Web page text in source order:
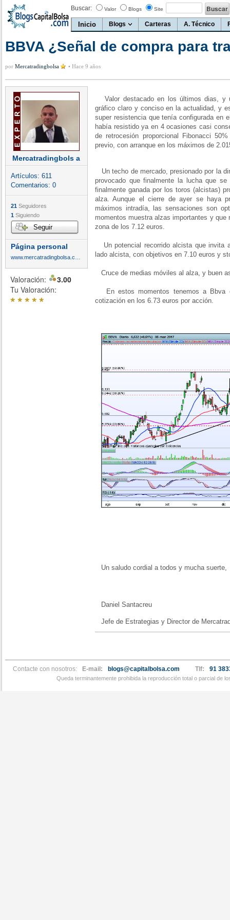
Buscar: Valor Blogs Site
Inicio Blogs Carteras A. Técnico
BBVA ¿Señal de compra para
por Mercatradingbolsa • Hace 9 años
Mercatradingbols a
Artículos: 611
Comentarios: 0
21 Seguidores
1 Siguiendo
Seguir
Página personal
Valoración:
3.00
Tu Valoración:
*****
Valor destacado en los últimos dias, y
gráfico claro y conciso en la actualidad, y
super resistencia que tenía configurada en
había resistido ya en 4 ocasiones casi
de retrocesión proporcional Fibonacci
previo, con arranque en los máximos de
Un techo de mercado, presionado por la
provocado que finalmente la lucha que
finalmente ganada por los toros (alcistas)
alza. Aunque el cierre de ayer se haya
máximos intradía, las sensaciones son
momentos muestra alzas importantes y que
zona de los 7.12 euros.
Un potencial recorrido alcista que invita
lado alcista, con objetivos en 7.10 euros y
Cruce de medias móviles al alza, y buen
En estos momentos tenemos a Bbva
cotización en los 6.73 euros por acción.
Un saludo cordial a todos y mucha suerte,
Daniel Santacreu
Jefe de Estrategias y Director de
Contacte con nosotros: E-mail: blogs@capitalbolsa.com Tlf: 91
Queda terminantemente prohibida la reproducción total o parcial de